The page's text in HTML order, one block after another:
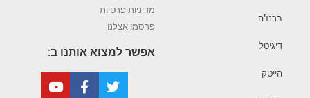
ברנז’ה
דיגיטל
הייטק
מדיניות פרטיות
פרסמו אצלנו
אפשר למצוא אותנו ב: